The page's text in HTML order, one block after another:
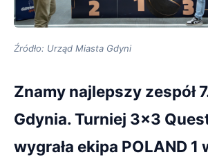
Źródło: Urząd Miasta Gdyni
Znamy najlepszy zespół
Gdynia. Turniej 3x3
wygrała ekipa POLAND 1